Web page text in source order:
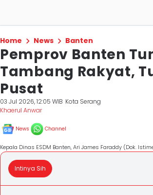
Home News Banten
Pemprov Banten
Tambang Rakyat,
Pusat
03 Jul 2026, 12:05 WIB Kota Serang
Khaerul Anwar
News Channel
Kepala Dinas ESDM Banten, Ari James Faraddy (Dok.
Intinya Sih